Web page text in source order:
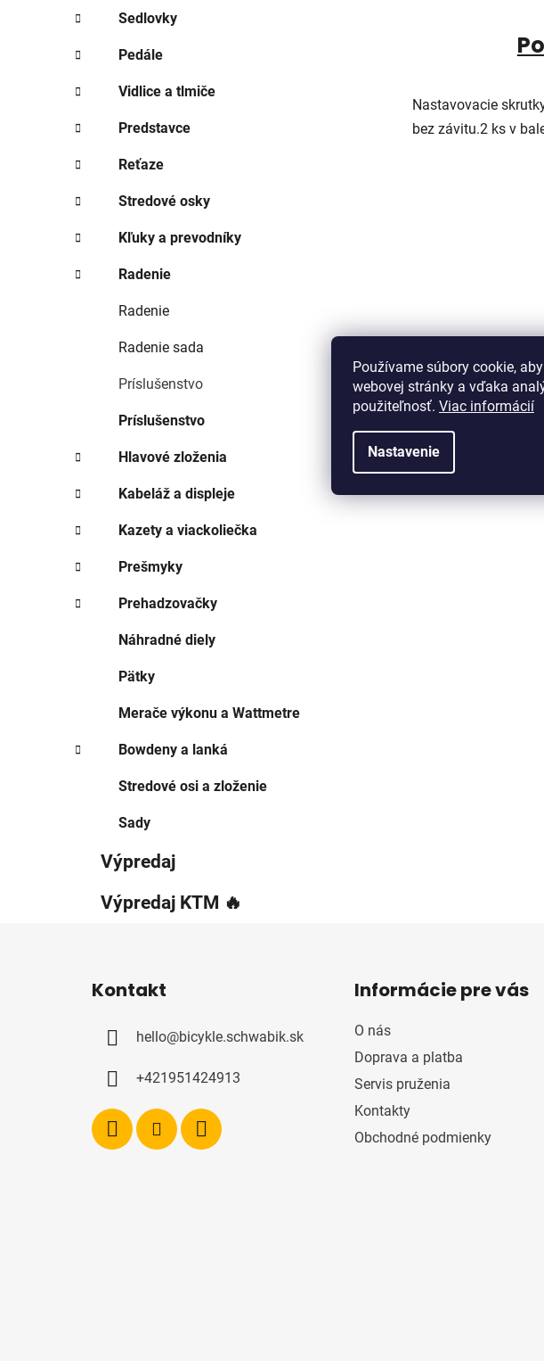
Používame súbory cookie,
webovej stránky a vďaka
použiteľnosť. Viac informácií
Nastavenie
Sedlovky
Pedále
Vidlice a tlmiče
Predstavce
Reťaze
Stredové osky
Kľuky a prevodníky
Radenie
Radenie
Radenie sada
Príslušenstvo
Príslušenstvo
Hlavové zloženia
Kabeláž a displeje
Kazety a viackoliečka
Prešmyky
Prehadzovačky
Náhradné diely
Pätky
Merače výkonu a Wattmetre
Bowdeny a lanká
Stredové osi a zloženie
Sady
Výpredaj
Výpredaj KTM 🔥
Nastavovacie
bez závitu.2 ks v
Kontakt
hello@bicykle.schwabik.sk
+421951424913
Informácie pre vás
O nás
Doprava a platba
Servis pruženia
Kontakty
Obchodné podmienky